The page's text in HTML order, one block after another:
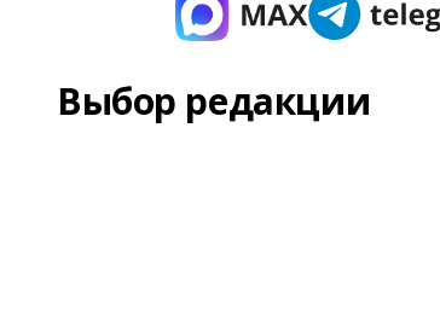
Выбор редакции